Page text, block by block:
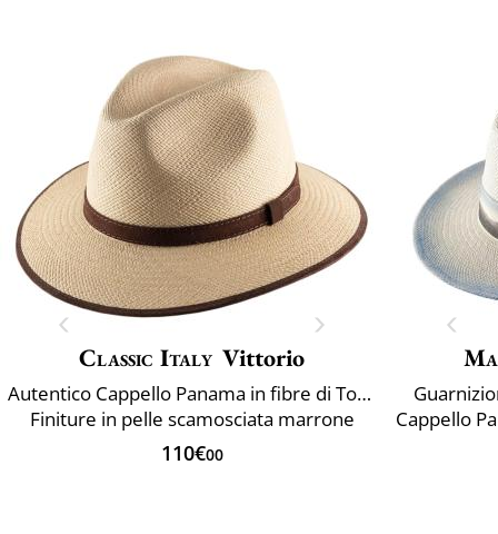
Classic Italy Vittorio
Autentico Cappello Panama in fibre di Toquilla
Finiture in pelle scamosciata marrone
110€00